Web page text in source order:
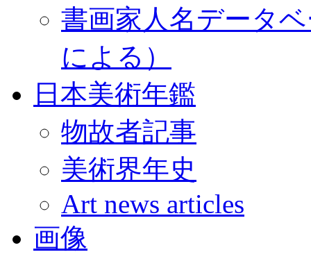
書画家人名データ
による）
日本美術年鑑
物故者記事
美術界年史
Art news articles
画像